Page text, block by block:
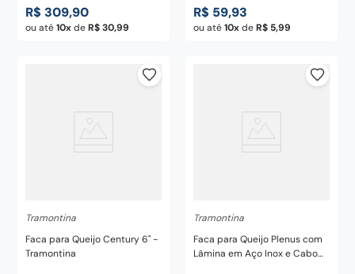
R$ 309,90
ou até10 deR$ 30,99
R$ 59,93
ou até10 deR$ 5,99
Tramontina
Faca para Queijo Century 6" -
Tramontina
Tramontina
Faca para Queijo Plenus com
Lâmina em Aço Inox e Cabo